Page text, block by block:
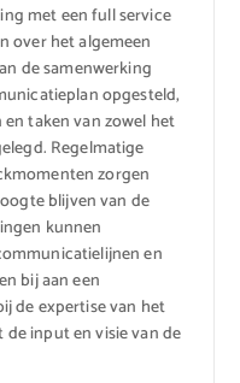
met een full service
over het algemeen
de samenwerking
opgesteld,
taken van zowel het
Regelmatige
zorgen
blijven van de
kunnen
en
bij aan een
de expertise van het
input en visie van de